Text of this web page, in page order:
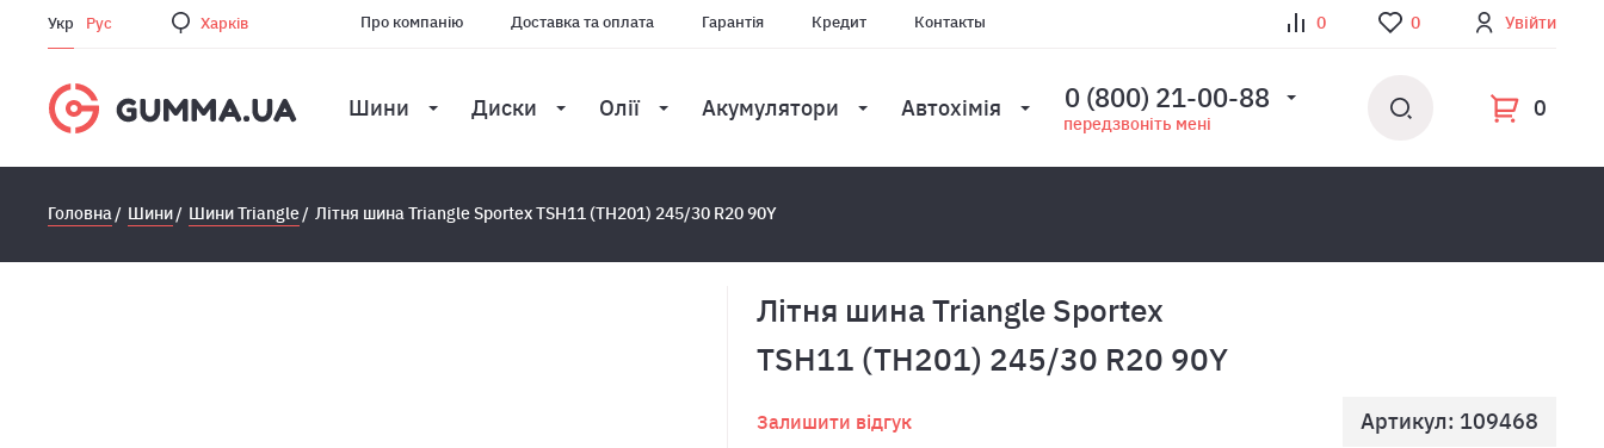
Укр Рус Харкiв Про компанію Доставка та оплата Гарантія Кредит Контакты 0 0 Увійти
Шини Диски Олії Акумулятори Автохімія 0 (800) 21-00-88
передзвоніть мені
0
Головна Шини Шини Triangle Літня шина Triangle Sportex TSH11 (TH201) 245/30 R20 90Y
Літня шина Triangle Sportex
TSH11 (TH201) 245/30 R20 90Y
Залишити відгук Артикул: 109468